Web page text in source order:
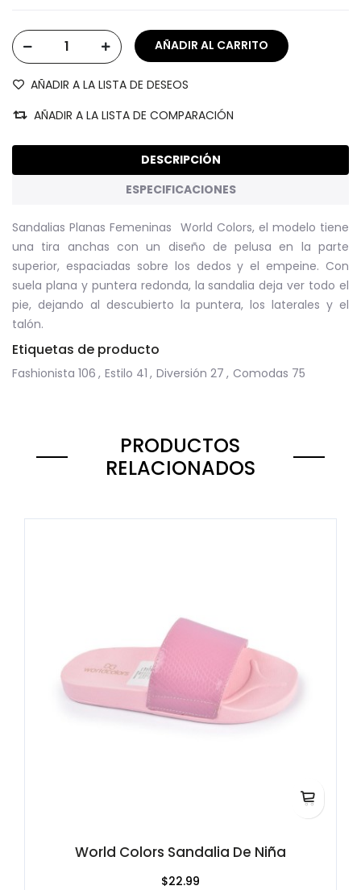
AÑADIR A LA LISTA DE DESEOS
AÑADIR A LA LISTA DE COMPARACIÓN
DESCRIPCIÓN
ESPECIFICACIONES
Sandalias Planas Femeninas World Colors, el modelo tiene
una tira anchas con un diseño de pelusa en la parte
superior, espaciadas sobre los dedos y el empeine. Con
suela plana y puntera redonda, la sandalia deja ver todo el
pie, dejando al descubierto la puntera, los laterales y el
talón.
Etiquetas de producto
Fashionista 106 , Estilo 41 , Diversión 27 , Comodas 75
PRODUCTOS
RELACIONADOS
World Colors Sandalia De Niña
$22.99